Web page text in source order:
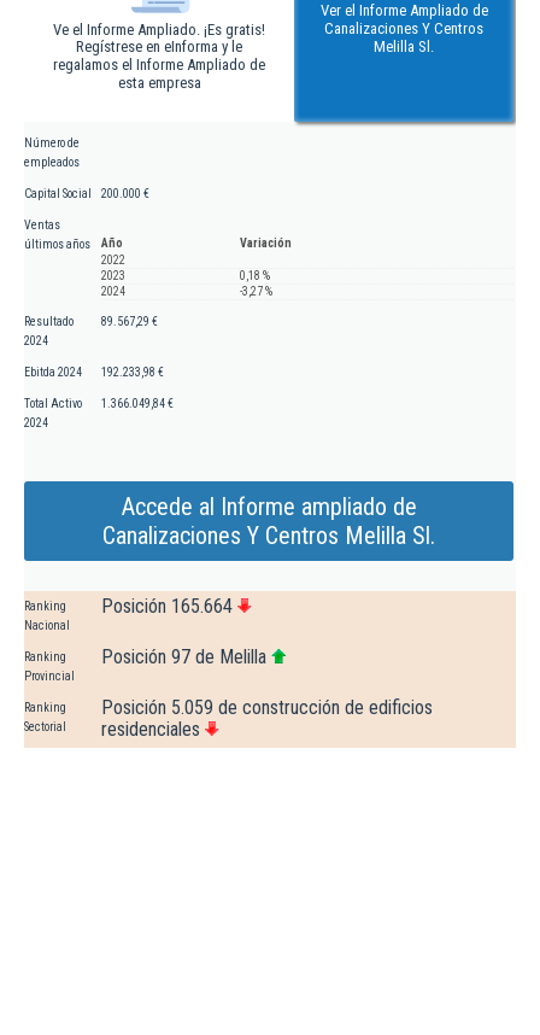
Ve el Informe Ampliado. ¡Es gratis!
Regístrese en eInforma y le
regalamos el Informe Ampliado de
esta empresa
Ver el Informe Ampliado de
Canalizaciones Y Centros
Melilla Sl.
Número de
empleados
Capital Social 200.000 €
Ventas
últimos años
Año
Variación
2022
2023
0,18 %
2024
-3,27 %
Resultado
2024
89.567,29 €
Ebitda 2024 192.233,98 €
Total Activo
2024
1.366.049,84 €
Accede al Informe ampliado de
Canalizaciones Y Centros Melilla Sl.
Ranking
Nacional
Posición 165.664
Ranking
Provincial
Posición 97 de Melilla
Ranking
Sectorial
Posición 5.059 de construcción de edificios
residenciales